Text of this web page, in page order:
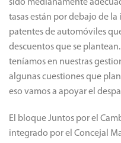
sido medianamente
tasas están por debajo de
patentes de automóviles
descuentos que se
teníamos en nuestras
algunas cuestiones que
eso vamos a apoyar el
El bloque Juntos por el
integrado por el Concejal